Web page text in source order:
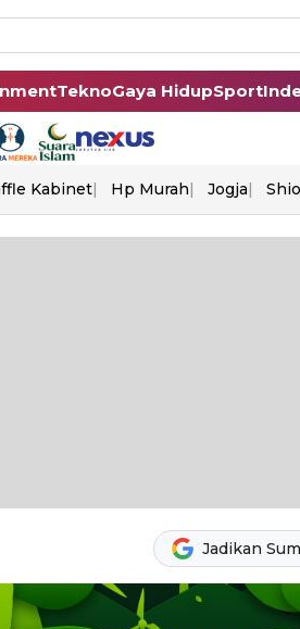
TeknoGaya HidupSport
Kabinet Hp Murah Jogja Shio
Jadikan